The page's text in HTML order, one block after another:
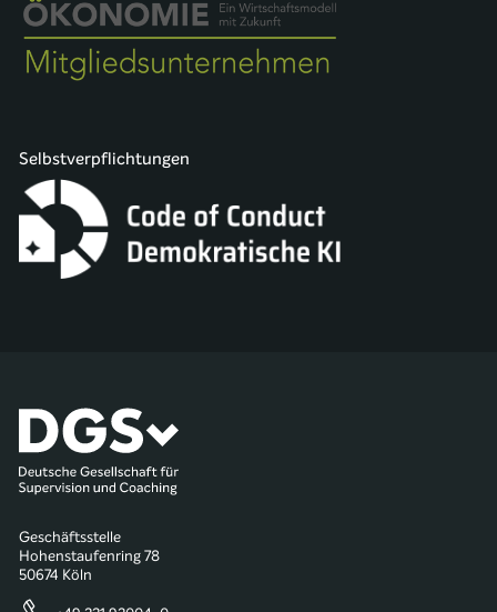
Selbstverpflichtungen
Geschäftsstelle
Hohenstaufenring 78
50674 Köln